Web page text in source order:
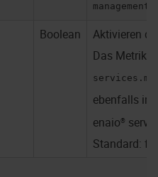
Boolean
Aktivieren
Das
ebenfalls
enaio®
Standard: